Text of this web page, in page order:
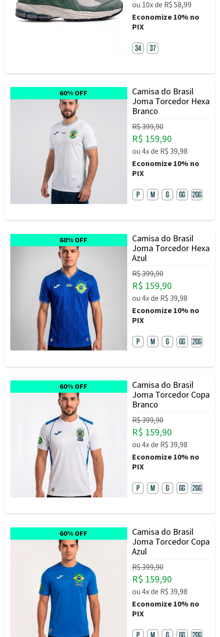
ou 10xde R$ 58,99
Economize10% no
PIX
60% OFF
Camisa do Brasil
Joma Torcedor Hexa
Branco
R$ 399,90
R$ 159,90
ou4xde R$ 39,98
Economize10% no
PIX
60% OFF
Camisa do Brasil
Joma Torcedor Hexa
Azul
R$ 399,90
R$ 159,90
ou4xde R$ 39,98
Economize10% no
PIX
60% OFF
Camisa do Brasil
Joma Torcedor Copa
Branco
R$ 399,90
R$ 159,90
ou4xde R$ 39,98
Economize10% no
PIX
60% OFF
Camisa do Brasil
Joma Torcedor Copa
Azul
R$ 399,90
R$ 159,90
ou4xde R$ 39,98
Economize10% no
PIX